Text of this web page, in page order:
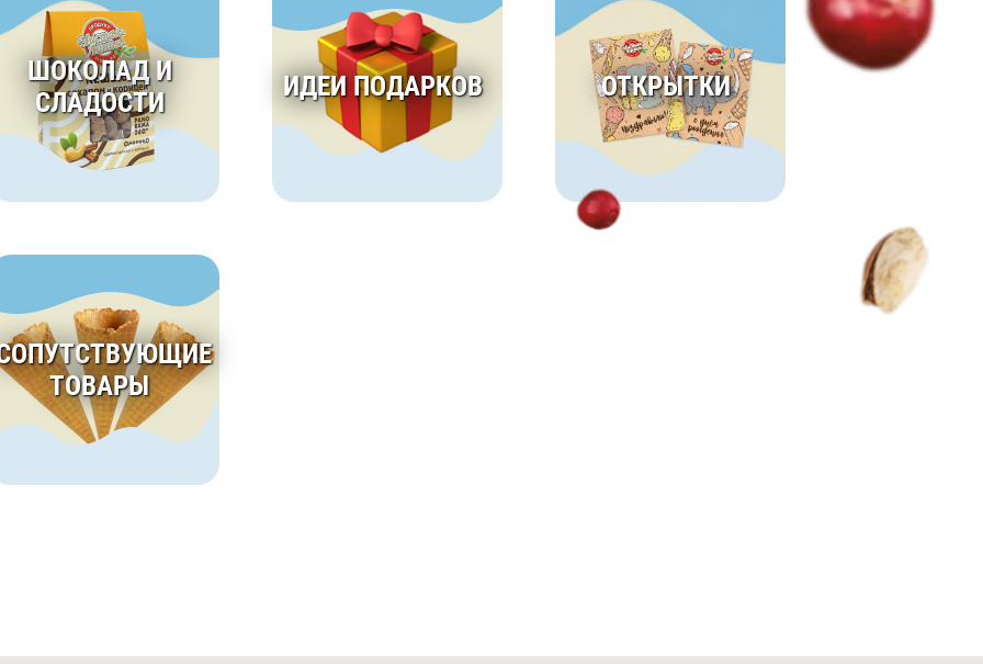
ШОКОЛАД И
СЛАДОСТИ
ИДЕИ ПОДАРКОВ ОТКРЫТКИ
ТОВАРЫ